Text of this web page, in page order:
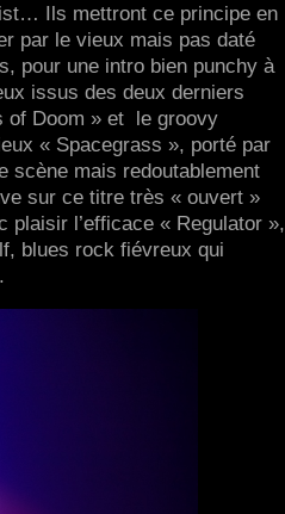
Ils mettront ce principe en
par le vieux mais pas daté
pour une intro bien punchy à
issus des deux derniers
of Doom » et le groovy
« Spacegrass », porté par
scène mais redoutablement
sur ce titre très « ouvert »
plaisir l’efficace « Regulator »,
blues rock fiévreux qui